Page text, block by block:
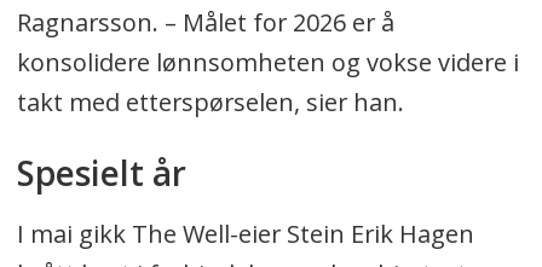
Ragnarsson. – Målet for 2026 er å
konsolidere lønnsomheten og vokse videre i
takt med etterspørselen, sier han.
Spesielt år
I mai gikk The Well-eier Stein Erik Hagen